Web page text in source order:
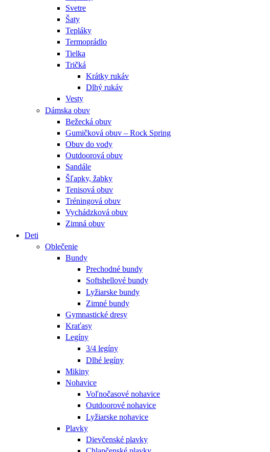
Svetre
Šaty
Tepláky
Termoprádlo
Tielka
Tričká
Krátky rukáv
Dlhý rukáv
Vesty
Dámska obuv
Bežecká obuv
Gumičková obuv – Rock Spring
Obuv do vody
Outdoorová obuv
Sandále
Šľapky, žabky
Tenisová obuv
Tréningová obuv
Vychádzková obuv
Zimná obuv
Deti
Oblečenie
Bundy
Prechodné bundy
Softshellové bundy
Lyžiarske bundy
Zimné bundy
Gymnastické dresy
Kraťasy
Legíny
3/4 legíny
Dlhé legíny
Mikiny
Nohavice
Voľnočasové nohavice
Outdoorové nohavice
Lyžiarske nohavice
Plavky
Dievčenské plavky